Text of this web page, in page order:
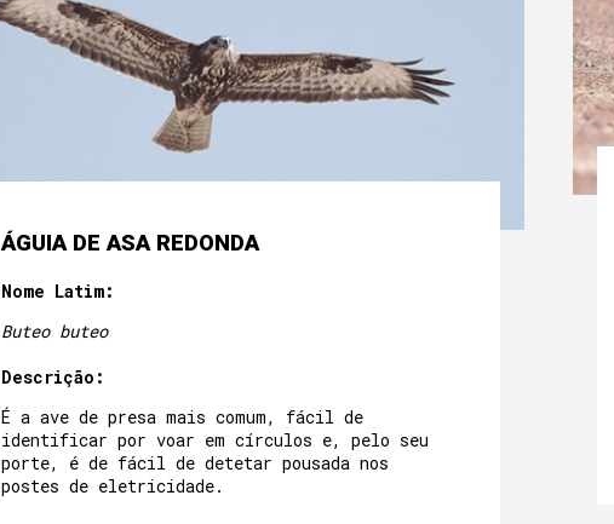
ÁGUIA DE ASA REDONDA
Nome Latim:
Buteo buteo
Descrição:
É a ave de presa mais comum, fácil de
identificar por voar em círculos e, pelo seu
porte, é de fácil de detetar pousada nos
postes de eletricidade.